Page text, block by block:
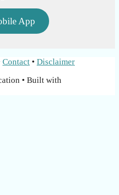
App
Contact • Disclaimer
• Built with